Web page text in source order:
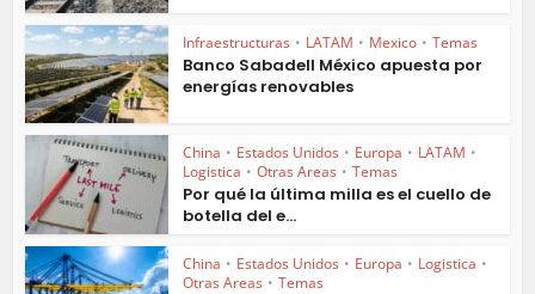
Infraestructuras • LATAM • Mexico • Temas
Banco Sabadell México apuesta por
energías renovables
China • Estados Unidos • Europa • LATAM •
Logistica • Otras Areas • Temas
Por qué la última milla es el cuello de
botella del e...
China • Estados Unidos • Europa • Logistica •
Otras Areas • Temas